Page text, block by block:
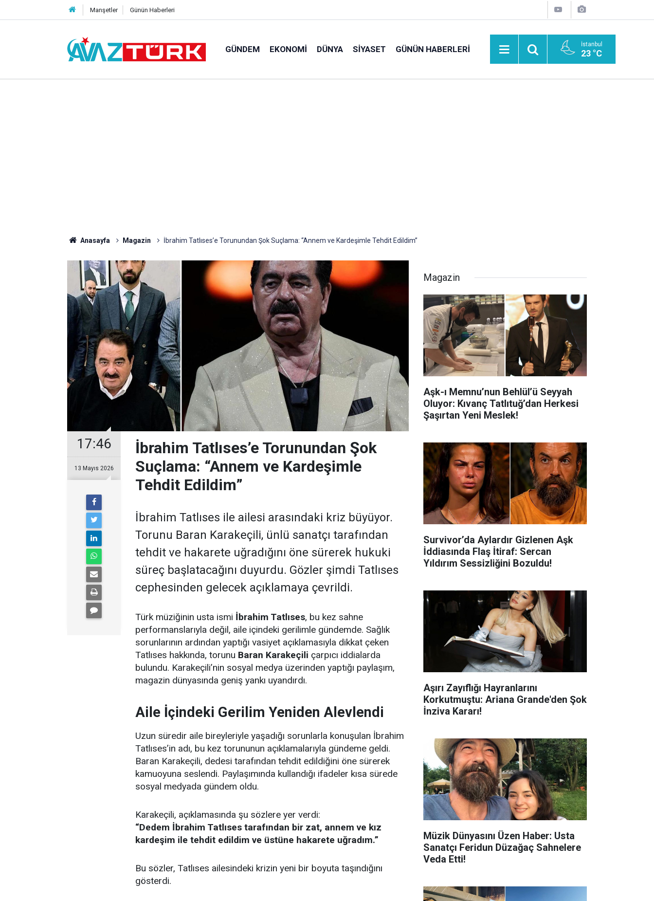
Manşetler Günün Haberleri
GÜNDEM EKONOMI DÜNYA SIYASET GÜNÜN HABERLERI İstanbul
23 °C
Anasayfa Magazin İbrahim Tatlıses’e Torunundan Şok Suçlama: “Annem ve Kardeşimle Tehdit Edildim”
17:46
13 Mayıs 2026
İbrahim Tatlıses’e Torunundan Şok
Suçlama: “Annem ve Kardeşimle
Tehdit Edildim”
İbrahim Tatlıses ile ailesi arasındaki kriz büyüyor.
Torunu Baran Karakeçili, ünlü sanatçı tarafından
tehdit ve hakarete uğradığını öne sürerek hukuki
süreç başlatacağını duyurdu. Gözler şimdi Tatlıses
cephesinden gelecek açıklamaya çevrildi.
Türk müziğinin usta ismi İbrahim Tatlıses, bu kez sahne
performanslarıyla değil, aile içindeki gerilimle gündemde. Sağlık
sorunlarının ardından yaptığı vasiyet açıklamasıyla dikkat çeken
Tatlıses hakkında, torunu Baran Karakeçili çarpıcı iddialarda
bulundu. Karakeçili’nin sosyal medya üzerinden yaptığı paylaşım,
magazin dünyasında geniş yankı uyandırdı.
Aile İçindeki Gerilim Yeniden Alevlendi
Uzun süredir aile bireyleriyle yaşadığı sorunlarla konuşulan İbrahim
Tatlıses’in adı, bu kez torununun açıklamalarıyla gündeme geldi.
Baran Karakeçili, dedesi tarafından tehdit edildiğini öne sürerek
kamuoyuna seslendi. Paylaşımında kullandığı ifadeler kısa sürede
sosyal medyada gündem oldu.
Karakeçili, açıklamasında şu sözlere yer verdi:
“Dedem İbrahim Tatlıses tarafından bir zat, annem ve kız
kardeşim ile tehdit edildim ve üstüne hakarete uğradım.”
Bu sözler, Tatlıses ailesindeki krizin yeni bir boyuta taşındığını
gösterdi.
Magazin
Aşk-ı Memnu’nun Behlül’ü Seyyah
Oluyor: Kıvanç Tatlıtuğ’dan Herkesi
Şaşırtan Yeni Meslek!
Survivor’da Aylardır Gizlenen Aşk
İddiasında Flaş İtiraf: Sercan
Yıldırım Sessizliğini Bozuldu!
Aşırı Zayıflığı Hayranlarını
Korkutmuştu: Ariana Grande'den Şok
İnziva Kararı!
Müzik Dünyasını Üzen Haber: Usta
Sanatçı Feridun Düzağaç Sahnelere
Veda Etti!